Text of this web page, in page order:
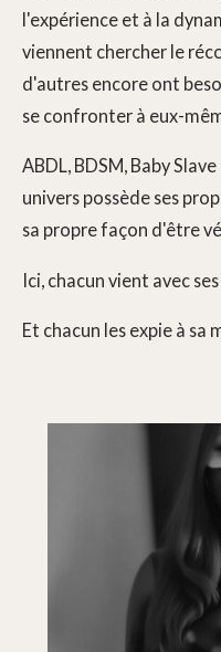
l'expérience et à la
viennent chercher le
d'autres encore ont
se confronter à eux-
ABDL, BDSM, Baby
univers possède ses
sa propre façon d'être
Ici, chacun vient avec ses
Et chacun les expie à sa